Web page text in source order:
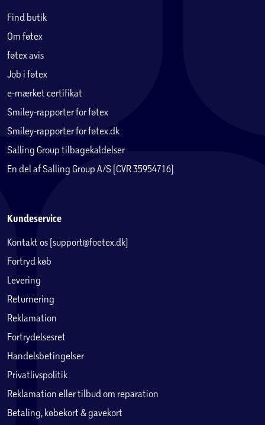
Find butik
Om føtex
føtex avis
Job i føtex
e-mærket certifikat
Smiley-rapporter for føtex
Smiley-rapporter for føtex.dk
Salling Group tilbagekaldelser
En del af Salling Group A/S (CVR 35954716)
Kundeservice
Kontakt os (support@foetex.dk)
Fortryd køb
Levering
Returnering
Reklamation
Fortrydelsesret
Handelsbetingelser
Privatlivspolitik
Reklamation eller tilbud om reparation
Betaling, købekort & gavekort